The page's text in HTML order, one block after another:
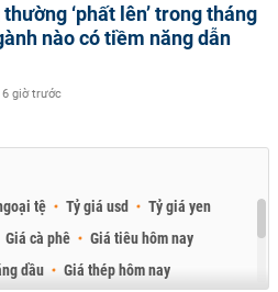
‘phất lên’ trong tháng
nào có tiềm năng dẫn
6 giờ trước
tệ Tỷ giá usd
Tỷ giá yen
Giá cà phê
Giá tiêu hôm nay
dầu
Giá thép hôm nay